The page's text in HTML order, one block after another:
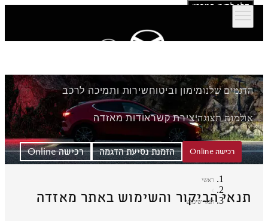
דלג לתוכן המרכזי
הדגמים שלנומימון וביטוחשירות ותמיכה לרכב
אולמות תצוגהיצירת קשראודות מאזדה
רכישה Online הזמנת נסיעת הדגמה רכישה Online
ראשי
תנאי שימוש
תנאי הביקור והשימוש באתר מאזדה